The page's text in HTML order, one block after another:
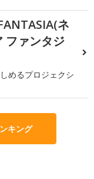
ネ
ファンタジ
めるプロジェクシ
キング